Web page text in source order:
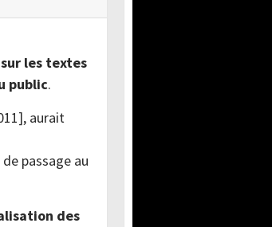
les textes
public.
aurait
passage au
des